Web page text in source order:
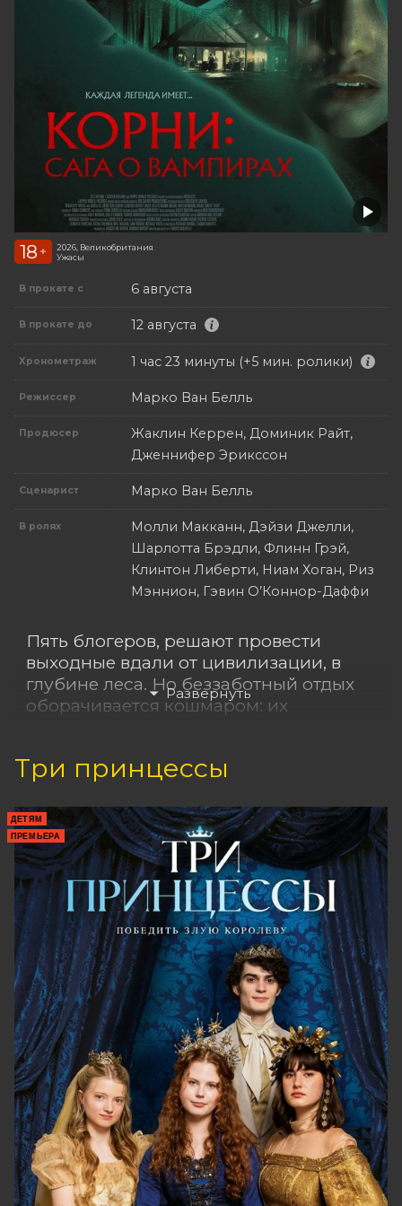
18 +
2026, Великобритания
Ужасы
В прокате с 6 августа
В прокате до 12 августа
Хронометраж 1 час 23 минуты (+5 мин. ролики)
Режиссер Марко Ван Белль
Продюсер
Жаклин Керрен, Доминик Райт,
Дженнифер Эрикссон
Сценарист Марко Ван Белль
В ролях
Молли Макканн, Дэйзи Джелли,
Шарлотта Брэдли, Флинн Грэй,
Клинтон Либерти, Ниам Хоган, Риз
Мэннион, Гэвин О’Коннор-Даффи
Пять блогеров, решают провести
выходные вдали от цивилизации, в
глубине леса. Но беззаботный отдых
оборачивается кошмаром: их
начинается борьба за выживание.
Три принцессы
ДЕТЯМ
ПРЕМЬЕРА